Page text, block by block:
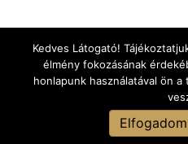
Kedves Látogató!
élmény fokozásának
honlapunk használatával ön
Elfogadom